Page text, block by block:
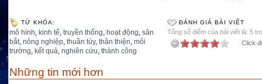
TỪ KHÓA:
mô hình, kinh tế, truyền thống, hoạt động, săn
bắt, nông nghiệp, thuần túy, thân thiện, môi
trường, kết quả, nghiên cứu, thành công
ĐÁNH GIÁ BÀI VIẾT
Tổng số điểm của bài viết là: 5
Click
Những tin mới hơn